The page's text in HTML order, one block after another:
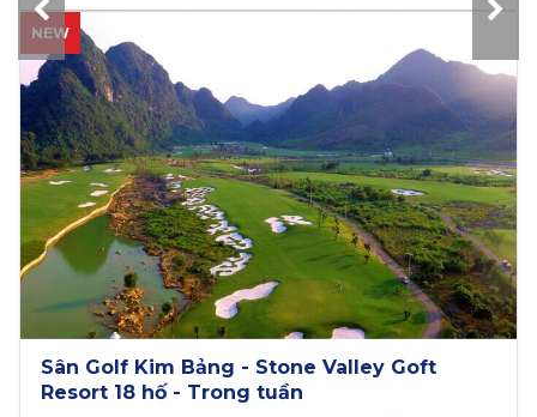
NEW
Sân Golf Kim Bảng - Stone Valley Goft
Resort 18 hố - Trong tuần